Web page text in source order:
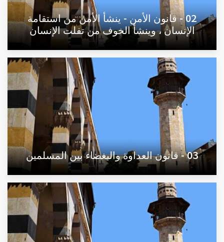
02 - قانون الأمن - ينشأ الأمن من استقامة
الإنسان ، وينشأ الخوف من تفلت الإنسان
03 - قانون العداوة والبغضاء بين المسلمين